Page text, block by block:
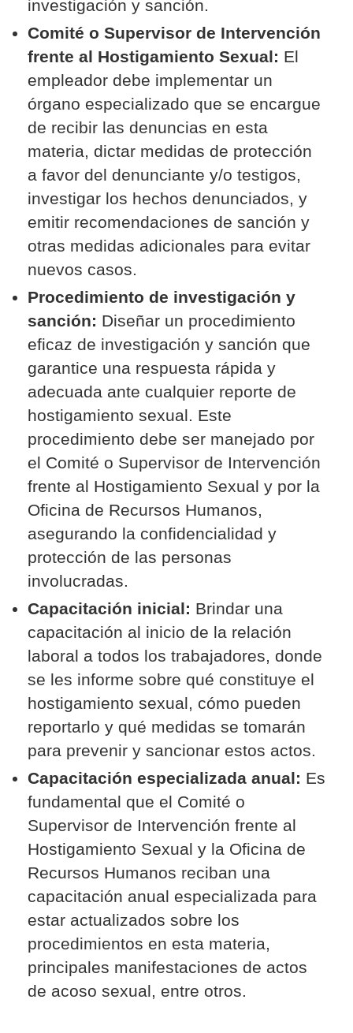
investigación y sanción.
Comité o Supervisor de Intervención
frente al Hostigamiento Sexual: El
empleador debe implementar un
órgano especializado que se encargue
de recibir las denuncias en esta
materia, dictar medidas de protección
a favor del denunciante y/o testigos,
investigar los hechos denunciados, y
emitir recomendaciones de sanción y
otras medidas adicionales para evitar
nuevos casos.
Procedimiento de investigación y
sanción: Diseñar un procedimiento
eficaz de investigación y sanción que
garantice una respuesta rápida y
adecuada ante cualquier reporte de
hostigamiento sexual. Este
procedimiento debe ser manejado por
el Comité o Supervisor de Intervención
frente al Hostigamiento Sexual y por la
Oficina de Recursos Humanos,
asegurando la confidencialidad y
protección de las personas
involucradas.
Capacitación inicial: Brindar una
capacitación al inicio de la relación
laboral a todos los trabajadores, donde
se les informe sobre qué constituye el
hostigamiento sexual, cómo pueden
reportarlo y qué medidas se tomarán
para prevenir y sancionar estos actos.
Capacitación especializada anual: Es
fundamental que el Comité o
Supervisor de Intervención frente al
Hostigamiento Sexual y la Oficina de
Recursos Humanos reciban una
capacitación anual especializada para
estar actualizados sobre los
procedimientos en esta materia,
principales manifestaciones de actos
de acoso sexual, entre otros.